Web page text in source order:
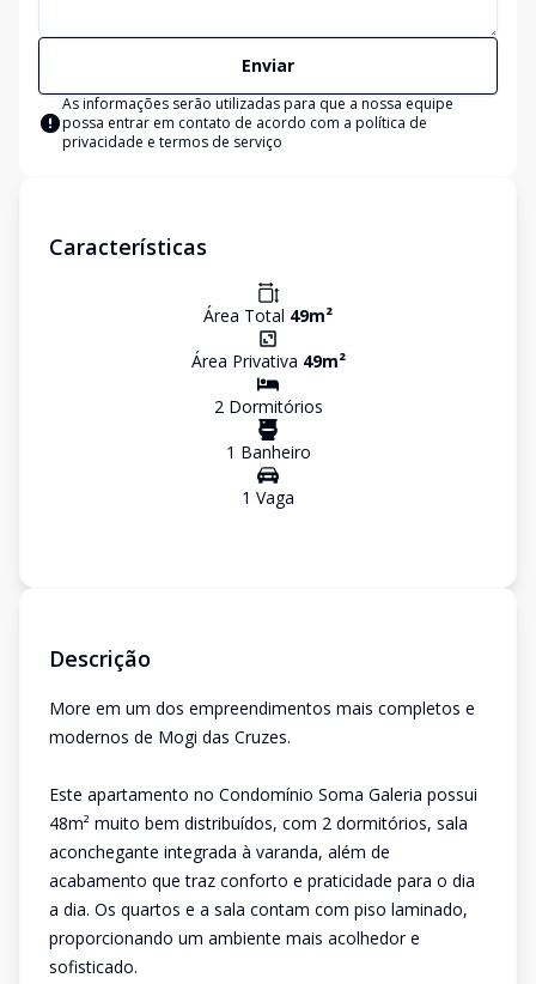
Enviar
As informações serão utilizadas para que a nossa equipe
possa entrar em contato de acordo com a política de
privacidade e termos de serviço
Características
Área Total 49m²
Área Privativa 49m²
2Dormitórios
1 Banheiro
1 Vaga
Descrição
More em um dos empreendimentos mais completos e
modernos de Mogi das Cruzes.
Este apartamento no Condomínio Soma Galeria possui
48m² muito bem distribuídos, com 2 dormitórios, sala
aconchegante integrada à varanda, além de
acabamento que traz conforto e praticidade para o dia
a dia. Os quartos e a sala contam com piso laminado,
proporcionando um ambiente mais acolhedor e
sofisticado.